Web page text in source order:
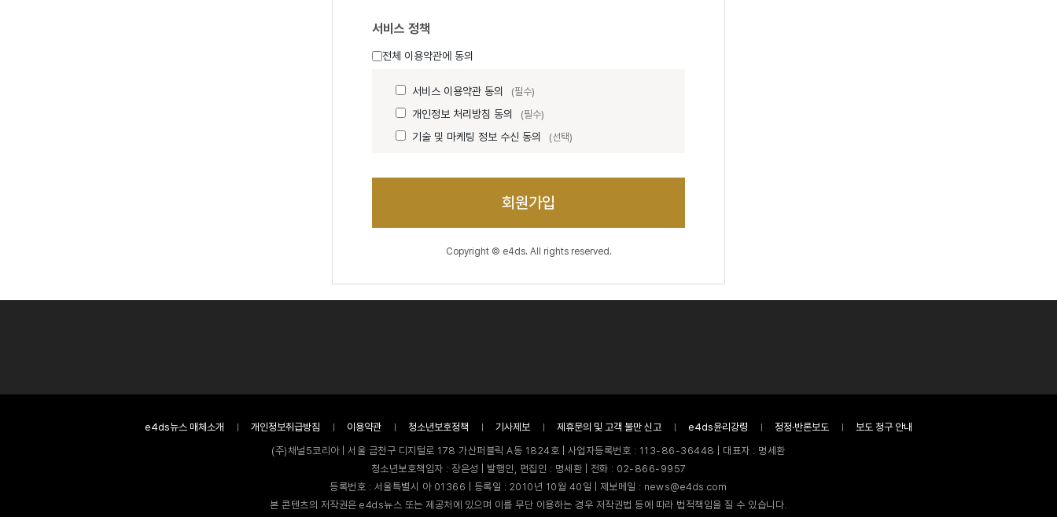
서비스 정책
전체 이용약관에 동의
서비스 이용약관 동의 (필수)
개인정보 처리방침 동의 (필수)
기술 및 마케팅 정보 수신 동의 (선택)
회원가입
Copyright © e4ds. All rights reserved.
e4ds뉴스 매체소개 개인정보취급방침 이용약관 청소년보호정책 기사제보 제휴문의 및 고객 불만 신고 e4ds윤리강령 정정·반론보도
보도 청구 안내
(주)채널5코리아 | 서울 금천구 디지털로 178 가산퍼블릭 A동 1824호 | 사업자등록번호 : 113-86-36448 | 대표자 : 명세환
청소년보호책임자 : 장은성 | 발행인, 편집인 : 명세환 | 전화 : 02-866-9957
등록번호 : 서울특별시 아 01366 | 등록일 : 2010년 10월 40일 | 제보메일 : news@e4ds.com
본 콘텐츠의 저작권은 e4ds뉴스 또는 제공처에 있으며 이를 무단 이용하는 경우 저작권법 등에 따라 법적책임을 질 수 있습니다.